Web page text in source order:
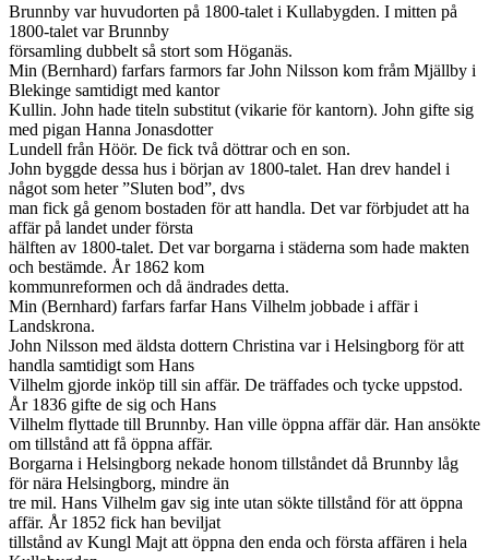
Brunnby var huvudorten på 1800-talet i Kullabygden. I mitten på
1800-talet var Brunnby
församling dubbelt så stort som Höganäs.
Min (Bernhard) farfars farmors far John Nilsson kom fråm Mjällby i
Blekinge samtidigt med kantor
Kullin. John hade titeln substitut (vikarie för kantorn). John gifte sig
med pigan Hanna Jonasdotter
Lundell från Höör. De fick två döttrar och en son.
John byggde dessa hus i början av 1800-talet. Han drev handel i
något som heter ”Sluten bod”, dvs
man fick gå genom bostaden för att handla. Det var förbjudet att ha
affär på landet under första
hälften av 1800-talet. Det var borgarna i städerna som hade makten
och bestämde. År 1862 kom
kommunreformen och då ändrades detta.
Min (Bernhard) farfars farfar Hans Vilhelm jobbade i affär i
Landskrona.
John Nilsson med äldsta dottern Christina var i Helsingborg för att
handla samtidigt som Hans
Vilhelm gjorde inköp till sin affär. De träffades och tycke uppstod.
År 1836 gifte de sig och Hans
Vilhelm flyttade till Brunnby. Han ville öppna affär där. Han ansökte
om tillstånd att få öppna affär.
Borgarna i Helsingborg nekade honom tillståndet då Brunnby låg
för nära Helsingborg, mindre än
tre mil. Hans Vilhelm gav sig inte utan sökte tillstånd för att öppna
affär. År 1852 fick han beviljat
tillstånd av Kungl Majt att öppna den enda och första affären i hela